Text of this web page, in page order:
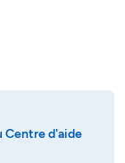
Centre d'aide